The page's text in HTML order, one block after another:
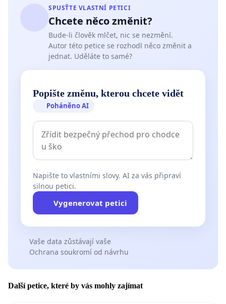
SPUSŤTE VLASTNÍ PETICI
Chcete něco změnit?
Bude-li člověk mlčet, nic se nezmění.
Autor této petice se rozhodl něco změnit a
jednat. Uděláte to samé?
Popište změnu, kterou chcete vidět
Poháněno AI
Napište to vlastními slovy. AI za vás připraví
silnou petici.
Vygenerovat petici
Vaše data zůstávají vaše
Ochrana soukromí od návrhu
Další petice, které by vás mohly zajímat